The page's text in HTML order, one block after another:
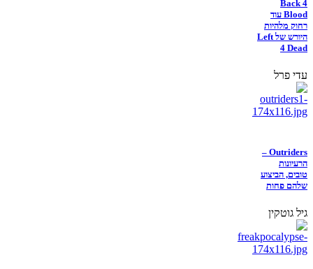
Back 4
Blood עוד
רחוק מלהיות
היורש של Left
4 Dead
עדי פרל
Outriders –
הרעיונות
טובים, הביצוע
שלהם פחות
גיל גוטקין